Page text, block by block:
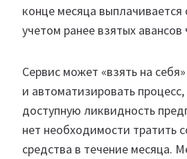
конце месяца
учетом ранее взятых авансов
Сервис может «взять на
и автоматизировать
доступную ликвидность
нет необходимости тратить
средства в течение месяца.